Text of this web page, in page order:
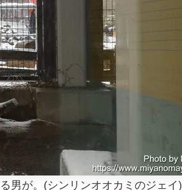
男が。(シンリンオオカミのジェイ)